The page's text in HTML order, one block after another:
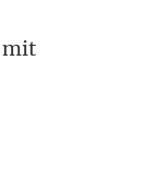
mit